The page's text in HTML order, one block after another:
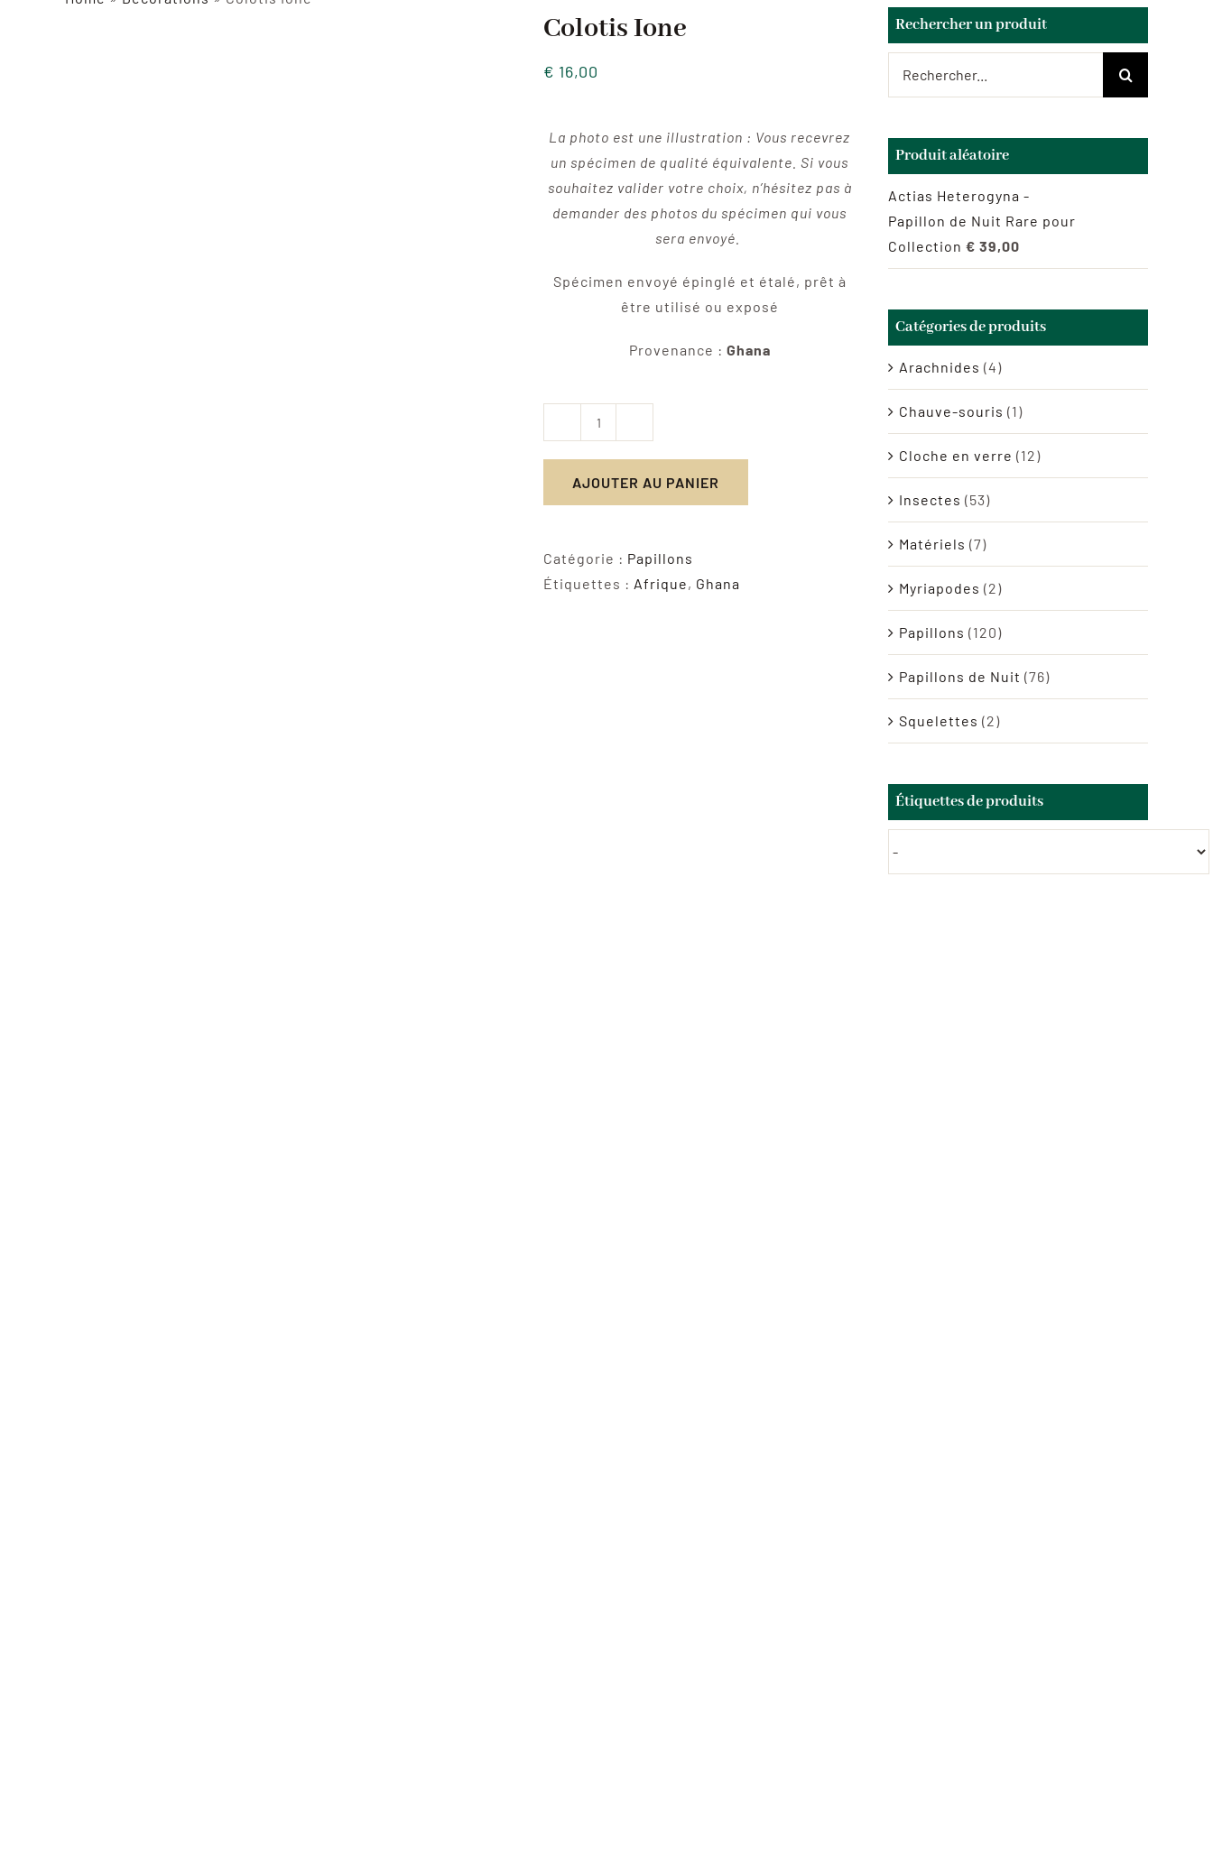
Colotis Ione
€ 16,00
La photo est une illustration : Vous recevrez
un spécimen de qualité équivalente. Si vous
souhaitez valider votre choix, n’hésitez pas à
demander des photos du spécimen qui vous
sera envoyé.
Spécimen envoyé épinglé et étalé, prêt à
être utilisé ou exposé
Provenance : Ghana
quantité
de
Colotis
Ione
AJOUTER AU PANIER
Catégorie : Papillons
Étiquettes : Afrique, Ghana
Rechercher un produit
Produit aléatoire
Actias Heterogyna -
Papillon de Nuit Rare pour
Collection € 39,00
Catégories de produits
Arachnides (4)
Chauve-souris (1)
Cloche en verre (12)
Insectes (53)
Matériels (7)
Myriapodes (2)
Papillons (120)
Papillons de Nuit (76)
Squelettes (2)
Étiquettes de produits